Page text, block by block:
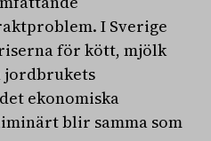
I Sverige
för kött, mjölk
jordbrukets
ekonomiska
blir samma som